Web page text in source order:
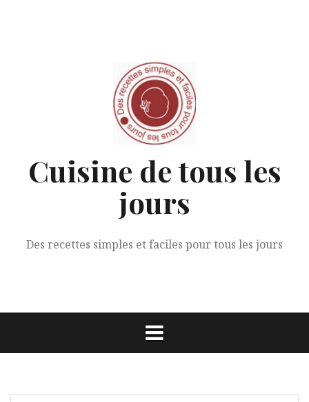
Cuisine de tous les
jours
Des recettes simples et faciles pour tous les jours